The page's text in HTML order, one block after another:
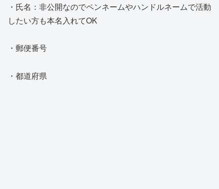
・氏名：非公開なのでペンネームやハンドルネームで活動
したい方も本名入れてOK
・郵便番号
・都道府県